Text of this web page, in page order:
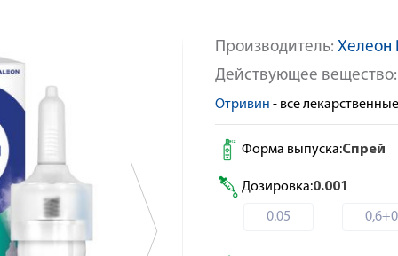
Товар дняПроизводитель: Хелеон
Действующее
Отривин - все
Форма выпуска:Спрей
Дозировка:0.001
0.05